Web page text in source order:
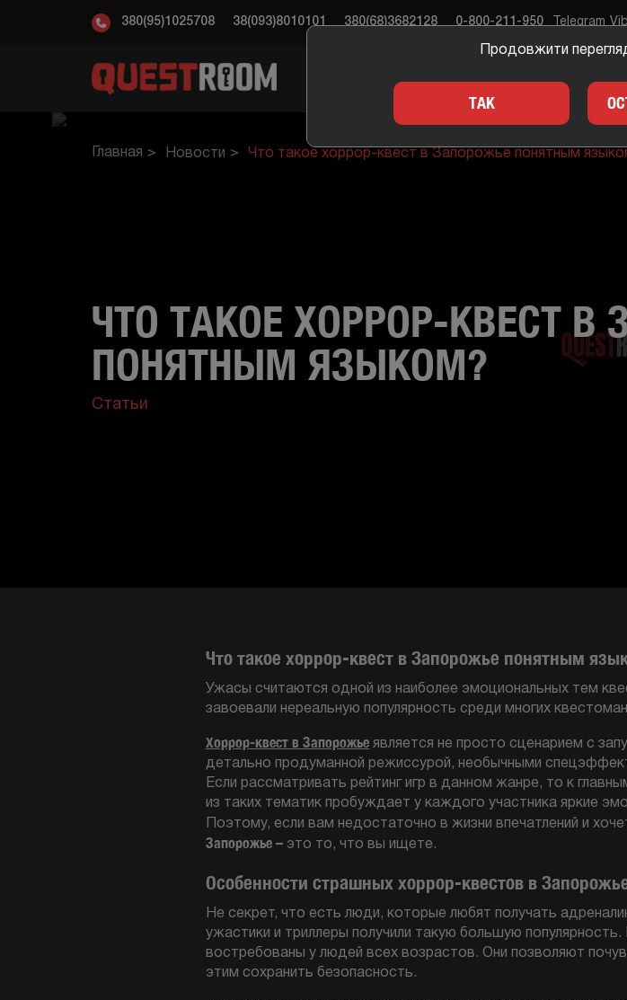
380(95)1025708 38(093)8010101 380(68)3682128 0-800-211-950 Telegram
КВЕСТЫ
Главная Новости Что такое хоррор-квест в Запорожье понятным
ЧТО ТАКОЕ ХОРРОР-КВЕСТ В
ПОНЯТНЫМ ЯЗЫКОМ?
Статьи
Что такое хоррор-квест в Запорожье понятным
Ужасы считаются одной из наиболее эмоциональных тем
завоевали нереальную популярность среди многих
Хоррор-квест в Запорожье является не просто сценарием с
детально продуманной режиссурой, необычными
Если рассматривать рейтинг игр в данном жанре, то к
из таких тематик пробуждает у каждого участника яркие
Поэтому, если вам недостаточно в жизни впечатлений и
Запорожье – это то, что вы ищете.
Особенности страшных хоррор-квестов в
Не секрет, что есть люди, которые любят получать
ужастики и триллеры получили такую большую
востребованы у людей всех возрастов. Они позволяют
этим сохранить безопасность.
Продовжити
ТАК